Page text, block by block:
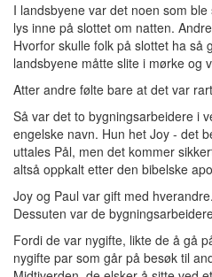
I landsbyene var det noen som
lys inne på slottet om natten.
Hvorfor skulle folk på slottet ha så
landsbyene måtte slite i mørke og
Atter andre følte bare at det var
Så var det to bygningsarbeidere i
engelske navn. Hun het Joy - det
uttales Pål, men det kommer
altså oppkalt etter den bibelske
Joy og Paul var gift med
Dessuten var de
Fordi de var nygifte, likte de å gå
nygifte par som går på besøk til